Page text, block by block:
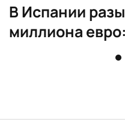
В Испании
миллиона
номера La